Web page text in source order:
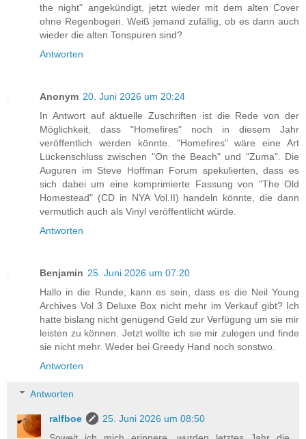
the night" angekündigt, jetzt wieder mit dem alten Cover
ohne Regenbogen. Weiß jemand zufällig, ob es dann auch
wieder die alten Tonspuren sind?
Antworten
Anonym 20. Juni 2026 um 20:24
In Antwort auf aktuelle Zuschriften ist die Rede von der
Möglichkeit, dass "Homefires" noch in diesem Jahr
veröffentlich werden könnte. "Homefires" wäre eine Art
Lückenschluss zwischen "On the Beach" und "Zuma". Die
Auguren im Steve Hoffman Forum spekulierten, dass es
sich dabei um eine komprimierte Fassung von "The Old
Homestead" (CD in NYA Vol.II) handeln könnte, die dann
vermutlich auch als Vinyl veröffentlicht würde.
Antworten
Benjamin 25. Juni 2026 um 07:20
Hallo in die Runde, kann es sein, dass es die Neil Young
Archives Vol 3 Deluxe Box nicht mehr im Verkauf gibt? Ich
hatte bislang nicht genügend Geld zur Verfügung um sie mir
leisten zu können. Jetzt wollte ich sie mir zulegen und finde
sie nicht mehr. Weder bei Greedy Hand noch sonstwo.
Antworten
Antworten
ralfboe
25. Juni 2026 um 08:50